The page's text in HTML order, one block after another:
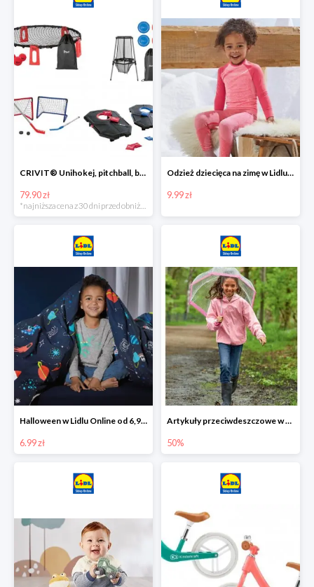
CRIVIT® Unihokej, pitchball, bean bag lub disc golf
79.90 zł
Odzież dziecięca na zimę w Lidlu Online od 9,99 zł
9.99 zł
Halloween w Lidlu Online od 6,99 zł
6.99 zł
Artykuły przeciwdeszczowe w Lodilu Online do -50%
50%